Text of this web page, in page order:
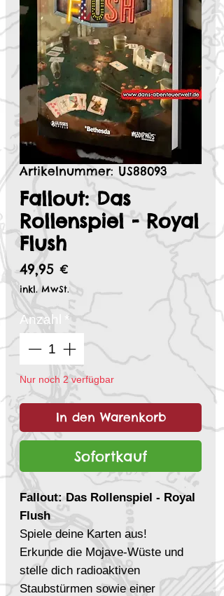
Artikelnummer: US88093
Fallout: Das
Rollenspiel - Royal
Flush
49,95 €
inkl. MwSt.
Anzahl *
Nur noch 2 verfügbar
In den Warenkorb
Sofortkauf
Fallout: Das Rollenspiel - Royal
Flush
Spiele deine Karten aus!
Erkunde die Mojave-Wüste und
stelle dich radioaktiven
Staubstürmen sowie einer